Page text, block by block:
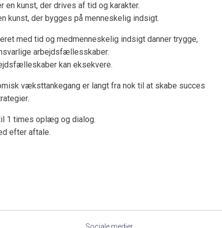
en kunst, der drives af tid og karakter.
kunst, der bygges på menneskelig indsigt.
med tid og medmenneskelig indsigt danner trygge,
arbejdsfællesskaber.
kan eksekvere.
væksttankegang er langt fra nok til at skabe succes
1 times oplæg og dialog.
efter aftale.
Sociale medier